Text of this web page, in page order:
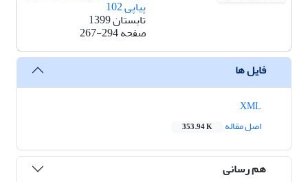
پیاپی 102
تابستان 1399
صفحه267-294
فایل ها
اصل مقاله
353.94 K
هم رسانی